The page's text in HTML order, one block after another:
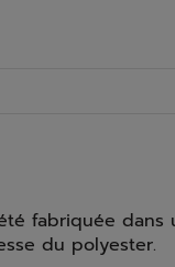
fabriquée
du polyester.